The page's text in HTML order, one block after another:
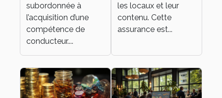
subordonnée à
l’acquisition d’une
compétence de
conducteur....
les locaux et leur
contenu. Cette
assurance est...